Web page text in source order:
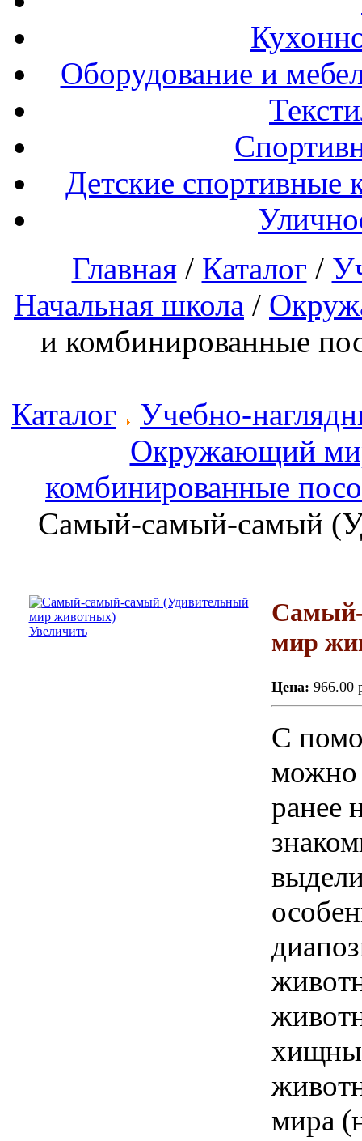
Оборудование и
Детские спортивные
Главная/ Каталог /
Начальная школа /
и комбинированные
Каталог
Учебно-
Окружающий
комбинированные
Самый-самый-самый
Увеличить
мир
Цена: 966.00
С
можно
ранее
мира